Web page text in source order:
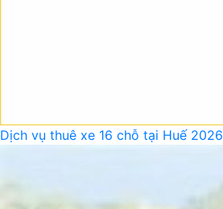
Dịch vụ thuê xe 16 chỗ tại Huế 2026